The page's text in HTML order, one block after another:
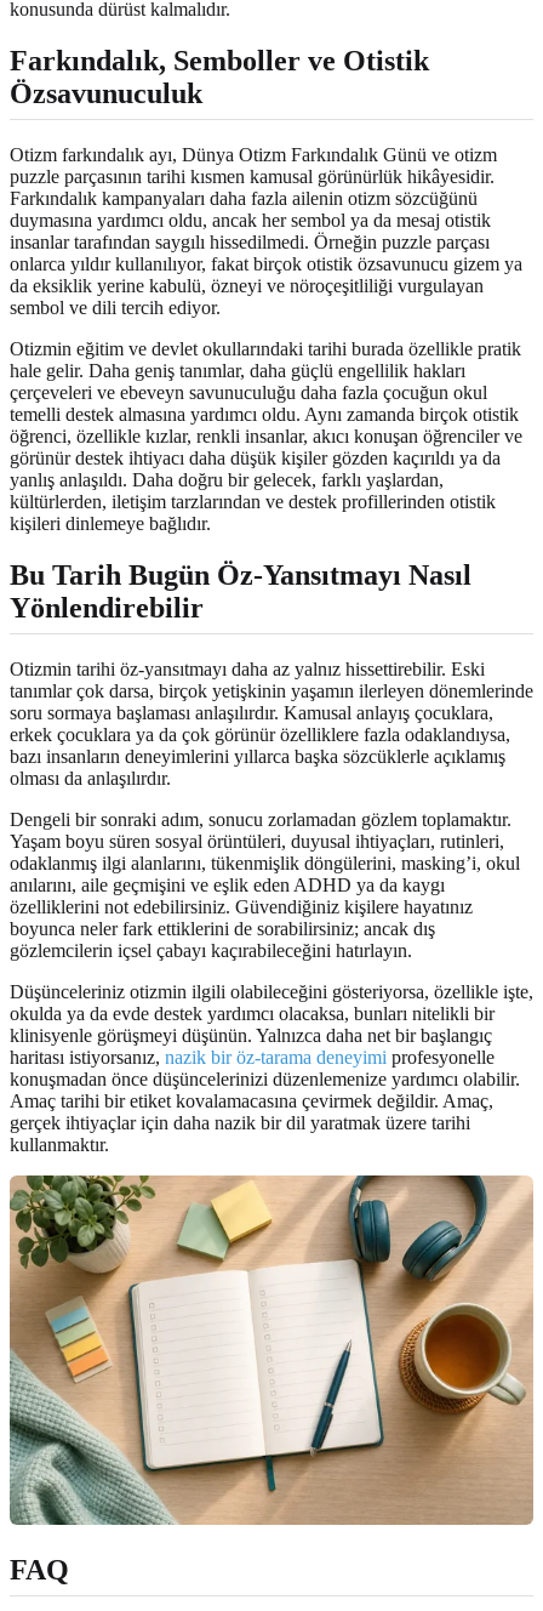
konusunda dürüst kalmalıdır.
Farkındalık, Semboller ve Otistik
Özsavunuculuk
Otizm farkındalık ayı, Dünya Otizm Farkındalık Günü ve otizm
puzzle parçasının tarihi kısmen kamusal görünürlük hikâyesidir.
Farkındalık kampanyaları daha fazla ailenin otizm sözcüğünü
duymasına yardımcı oldu, ancak her sembol ya da mesaj otistik
insanlar tarafından saygılı hissedilmedi. Örneğin puzzle parçası
onlarca yıldır kullanılıyor, fakat birçok otistik özsavunucu gizem ya
da eksiklik yerine kabulü, özneyi ve nöroçeşitliliği vurgulayan
sembol ve dili tercih ediyor.
Otizmin eğitim ve devlet okullarındaki tarihi burada özellikle pratik
hale gelir. Daha geniş tanımlar, daha güçlü engellilik hakları
çerçeveleri ve ebeveyn savunuculuğu daha fazla çocuğun okul
temelli destek almasına yardımcı oldu. Aynı zamanda birçok otistik
öğrenci, özellikle kızlar, renkli insanlar, akıcı konuşan öğrenciler ve
görünür destek ihtiyacı daha düşük kişiler gözden kaçırıldı ya da
yanlış anlaşıldı. Daha doğru bir gelecek, farklı yaşlardan,
kültürlerden, iletişim tarzlarından ve destek profillerinden otistik
kişileri dinlemeye bağlıdır.
Bu Tarih Bugün Öz-Yansıtmayı Nasıl
Yönlendirebilir
Otizmin tarihi öz-yansıtmayı daha az yalnız hissettirebilir. Eski
tanımlar çok darsa, birçok yetişkinin yaşamın ilerleyen dönemlerinde
soru sormaya başlaması anlaşılırdır. Kamusal anlayış çocuklara,
erkek çocuklara ya da çok görünür özelliklere fazla odaklandıysa,
bazı insanların deneyimlerini yıllarca başka sözcüklerle açıklamış
olması da anlaşılırdır.
Dengeli bir sonraki adım, sonucu zorlamadan gözlem toplamaktır.
Yaşam boyu süren sosyal örüntüleri, duyusal ihtiyaçları, rutinleri,
odaklanmış ilgi alanlarını, tükenmişlik döngülerini, masking’i, okul
anılarını, aile geçmişini ve eşlik eden ADHD ya da kaygı
özelliklerini not edebilirsiniz. Güvendiğiniz kişilere hayatınız
boyunca neler fark ettiklerini de sorabilirsiniz; ancak dış
gözlemcilerin içsel çabayı kaçırabileceğini hatırlayın.
Düşünceleriniz otizmin ilgili olabileceğini gösteriyorsa, özellikle işte,
okulda ya da evde destek yardımcı olacaksa, bunları nitelikli bir
klinisyenle görüşmeyi düşünün. Yalnızca daha net bir başlangıç
haritası istiyorsanız, nazik bir öz-tarama deneyimi profesyonelle
konuşmadan önce düşüncelerinizi düzenlemenize yardımcı olabilir.
Amaç tarihi bir etiket kovalamacasına çevirmek değildir. Amaç,
gerçek ihtiyaçlar için daha nazik bir dil yaratmak üzere tarihi
kullanmaktır.
FAQ